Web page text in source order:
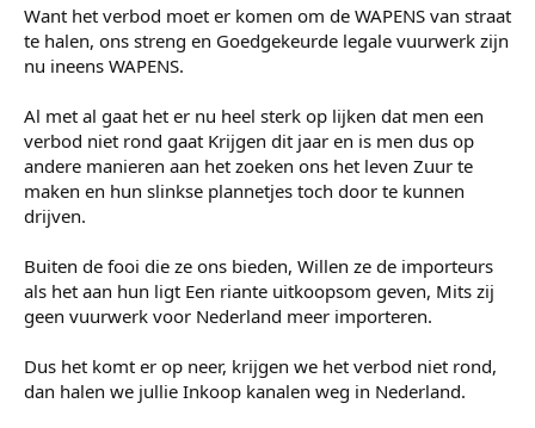
Want het verbod moet er komen om de WAPENS van straat
te halen, ons streng en Goedgekeurde legale vuurwerk zijn
nu ineens WAPENS.
Al met al gaat het er nu heel sterk op lijken dat men een
verbod niet rond gaat Krijgen dit jaar en is men dus op
andere manieren aan het zoeken ons het leven Zuur te
maken en hun slinkse plannetjes toch door te kunnen
drijven.
Buiten de fooi die ze ons bieden, Willen ze de importeurs
als het aan hun ligt Een riante uitkoopsom geven, Mits zij
geen vuurwerk voor Nederland meer importeren.
Dus het komt er op neer, krijgen we het verbod niet rond,
dan halen we jullie Inkoop kanalen weg in Nederland.